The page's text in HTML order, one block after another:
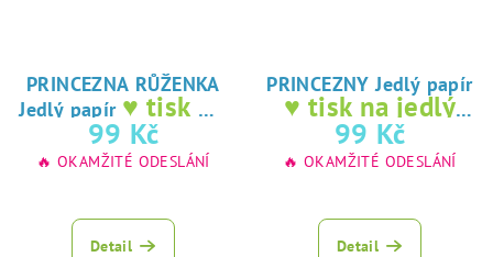
PRINCEZNA RŮŽENKA
Jedlý papír ♥ tisk na
jedlý papír
99 Kč
🔥 OKAMŽITÉ ODESLÁNÍ
Detail
PRINCEZNY Jedlý papír
♥ tisk na jedlý
papír
99 Kč
🔥 OKAMŽITÉ ODESLÁNÍ
Detail